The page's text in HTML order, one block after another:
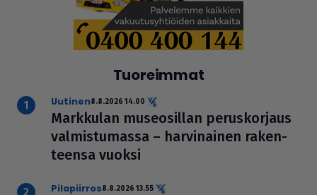
Tuoreimmat
uutinen8.8.2026 14.00
Markkulan muse­o­sil­lan perus­kor­jaus
val­mis­tu­massa – har­vi­nai­nen raken­
teensa vuoksi
pilapiirros8.8.2026 13.55